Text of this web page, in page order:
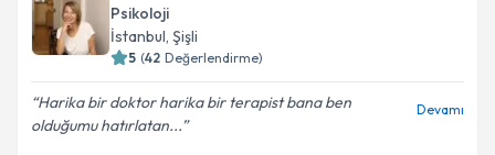
Psikoloji
İstanbul, Şişli
5 (42 Değerlendirme)
Harika bir doktor harika bir terapist bana ben
olduğumu hatırlatan...
Devamı